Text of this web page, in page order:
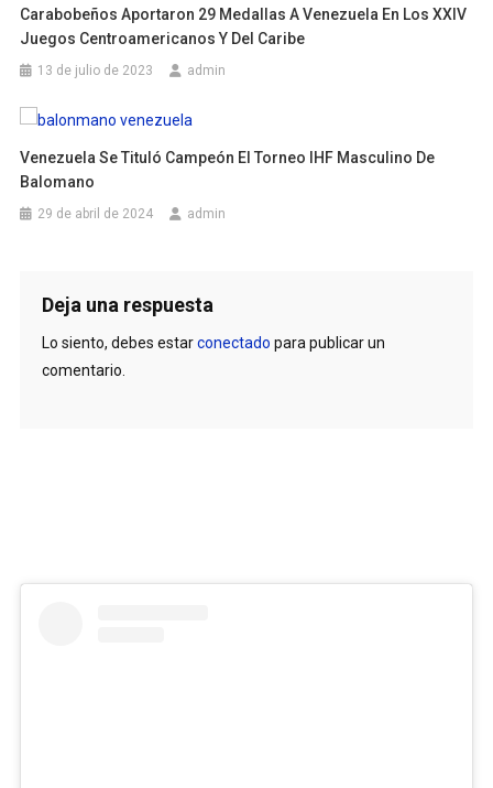
Carabobeños Aportaron 29 Medallas A Venezuela En Los XXIV
Juegos Centroamericanos Y Del Caribe
13 de julio de 2023 admin
Venezuela Se Tituló Campeón El Torneo IHF Masculino De
Balomano
29 de abril de 2024 admin
Deja una respuesta
Lo siento, debes estarconectado para publicar un
comentario.